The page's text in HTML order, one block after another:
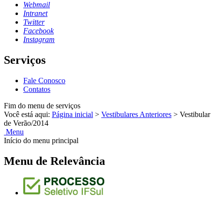
Webmail
Intranet
Twitter
Facebook
Instagram
Serviços
Fale Conosco
Contatos
Fim do menu de serviços
Você está aqui: Página inicial > Vestibulares Anteriores > Vestibular
de Verão/2014
Menu
Início do menu principal
Menu de Relevância